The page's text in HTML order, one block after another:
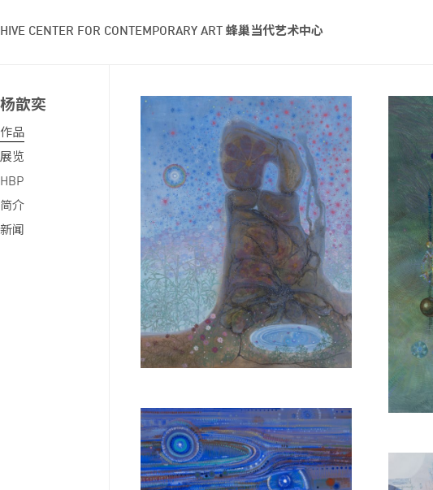
HIVE CENTER FOR CONTEMPORARY ART 蜂巢当代艺术中心
杨歆奕
作品
展览
HBP
简介
新闻